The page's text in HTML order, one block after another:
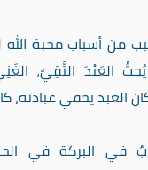
من أسباب محبة الله
العَبْدَ التَّقِيَّ،
العبد يخفي عبادته،
في البركة في